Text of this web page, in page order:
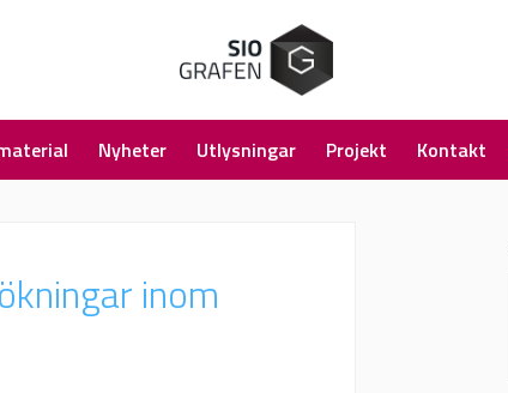
Nyheter Utlysningar Projekt Kontakt
inom